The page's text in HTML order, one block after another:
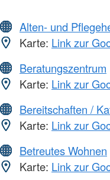
Alten- und
Karte: Link zur
Beratungszentrum
Karte: Link zur
Bereitschaften /
Karte: Link zur
Betreutes Wohnen
Karte: Link zur